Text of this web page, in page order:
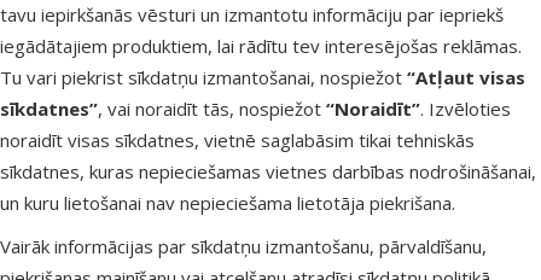
tavu iepirkšanās vēsturi un izmantotu informāciju par iepriekš
iegādātajiem produktiem, lai rādītu tev interesējošas reklāmas.
Tu vari piekrist sīkdatņu izmantošanai, nospiežot “Atļaut visas
sīkdatnes”, vai noraidīt tās, nospiežot “Noraidīt”. Izvēloties
noraidīt visas sīkdatnes, vietnē saglabāsim tikai tehniskās
sīkdatnes, kuras nepieciešamas vietnes darbības nodrošināšanai,
un kuru lietošanai nav nepieciešama lietotāja piekrišana.
Vairāk informācijas par sīkdatņu izmantošanu, pārvaldīšanu,
Raksti e-pastā
eveikals@dinozoo.lv
Zvani – 26 100 502
sākt saraksti
Apmeklē klātienē
kādu no mūsu veikaliem